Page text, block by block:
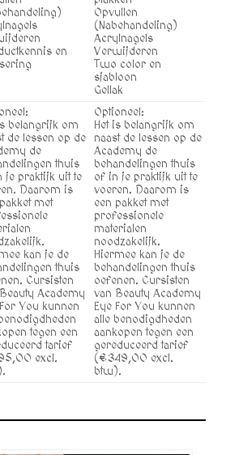
en
Opvullen
(Nabehandeling)
Acrylnagels
Verwijderen
Two color en
sjabloon
Gellak
belangrijk om
de lessen op de
de
thuis
je praktijk uit te
Daarom is
met
kan je de
thuis
Cursisten
Academy
You kunnen
tegen een
tarief
excl.
Optioneel:
Het is belangrijk om
naast de lessen op de
Academy de
behandelingen thuis
of in je praktijk uit te
voeren. Daarom is
een pakket met
professionele
materialen
noodzakelijk.
Hiermee kan je de
behandelingen thuis
oefenen. Cursisten
van Beauty Academy
Eye For You kunnen
alle benodigdheden
aankopen tegen een
gereduceerd tarief
(€349,00 excl.
btw).